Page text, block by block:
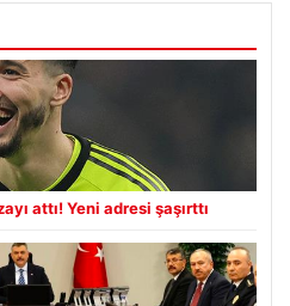
attı! Yeni adresi şaşırttı